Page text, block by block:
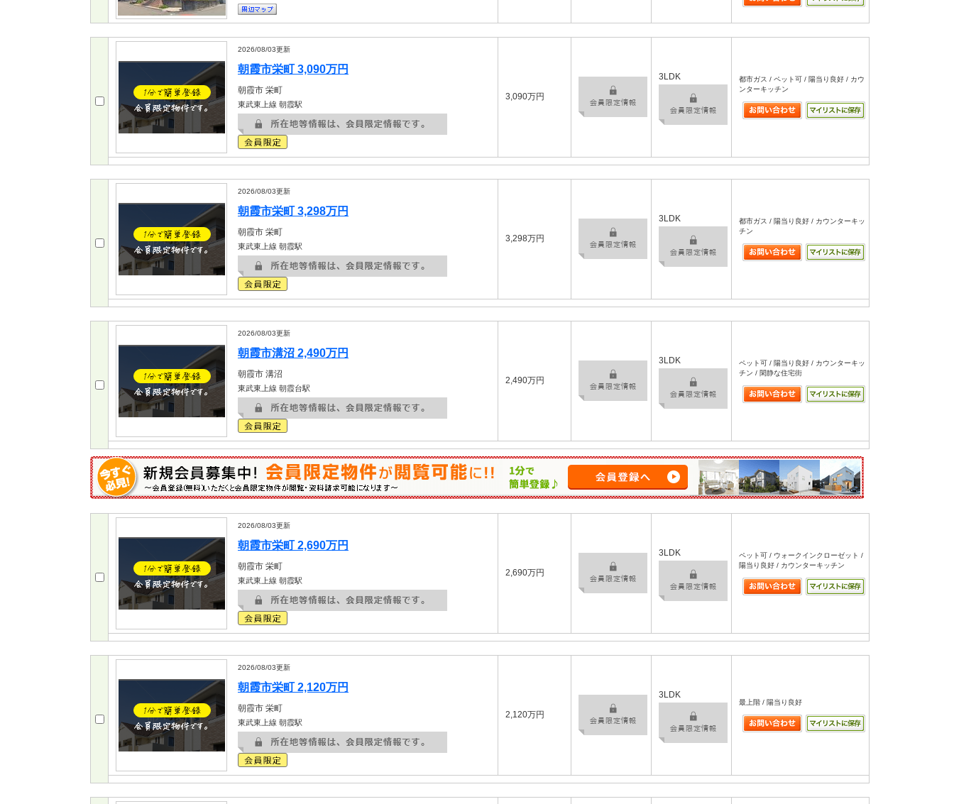
2026/08/03更新
朝霞市栄町 3,090万円
朝霞市 栄町
東武東上線 朝霞駅
3,090万円
3LDK
都市ガス / ペット可 / 陽当り良好 / カウ
ンターキッチン
2026/08/03更新
朝霞市栄町 3,298万円
朝霞市 栄町
東武東上線 朝霞駅
3,298万円
3LDK
都市ガス / 陽当り良好 / カウンターキッ
チン
2026/08/03更新
朝霞市溝沼 2,490万円
朝霞市 溝沼
東武東上線 朝霞台駅
2,490万円
3LDK
ペット可 / 陽当り良好 / カウンターキッ
チン / 閑静な住宅街
2026/08/03更新
朝霞市栄町 2,690万円
朝霞市 栄町
東武東上線 朝霞駅
2,690万円
3LDK
ペット可 / ウォークインクローゼット /
陽当り良好 / カウンターキッチン
2026/08/03更新
朝霞市栄町 2,120万円
朝霞市 栄町
東武東上線 朝霞駅
2,120万円
3LDK
最上階 / 陽当り良好